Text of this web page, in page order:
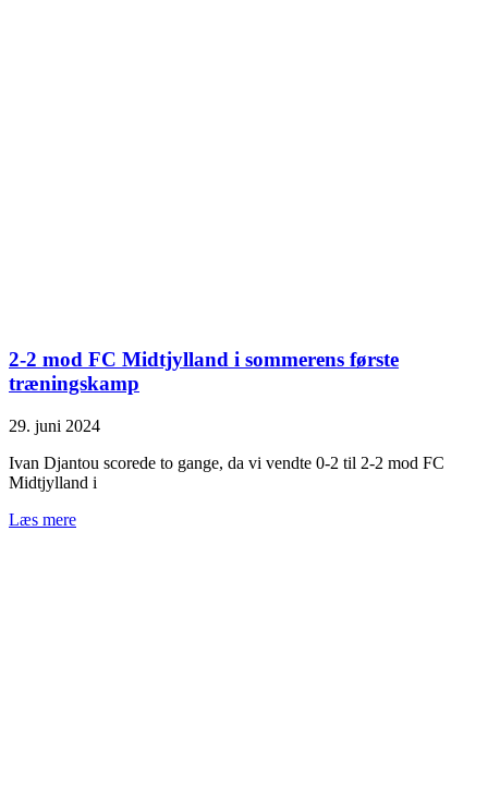
2-2 mod FC Midtjylland i sommerens første
træningskamp
29. juni 2024
Ivan Djantou scorede to gange, da vi vendte 0-2 til 2-2 mod FC
Midtjylland i
Læs mere